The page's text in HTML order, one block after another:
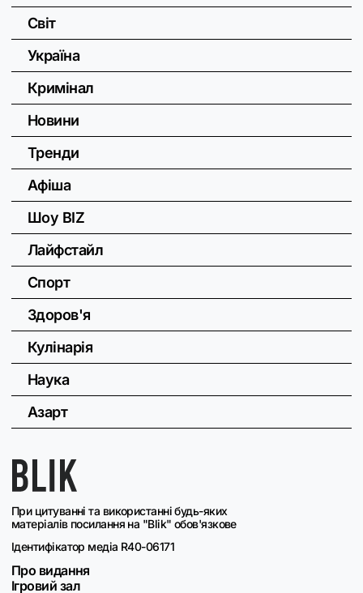
При цитуванні та використанні будь-яких
матеріалів посилання на "Blik" обов'язкове
Ідентифікатор медіа R40-06171
Про видання
Ігровий зал
Світ
Україна
Кримінал
Новини
Тренди
Афіша
Шоу BIZ
Лайфстайл
Спорт
Здоров'я
Кулінарія
Наука
Азарт